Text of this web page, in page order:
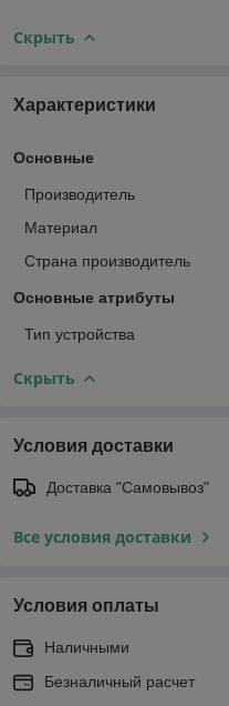
Скрыть
Характеристики
Основные
Производитель
Материал
Страна производитель
Основные атрибуты
Тип устройства
Скрыть
Условия доставки
Доставка "Самовывоз"
Все условия доставки
Условия оплаты
Наличными
Безналичный расчет